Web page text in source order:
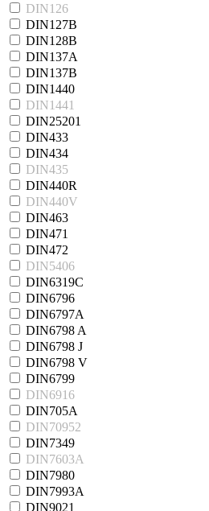
DIN126
DIN127B
DIN128B
DIN137A
DIN137B
DIN1440
DIN1441
DIN25201
DIN433
DIN434
DIN435
DIN440R
DIN440V
DIN463
DIN471
DIN472
DIN5406
DIN6319C
DIN6796
DIN6797A
DIN6798 A
DIN6798 J
DIN6798 V
DIN6799
DIN6916
DIN705А
DIN70952
DIN7349
DIN7603A
DIN7980
DIN7993A
DIN9021